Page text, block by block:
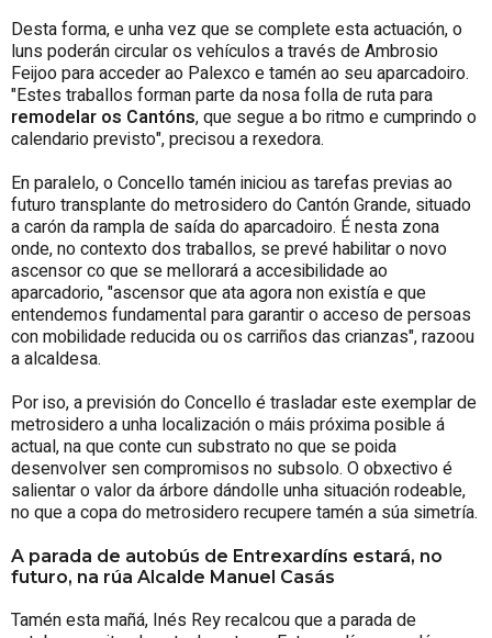
Desta forma, e unha vez que se complete esta actuación, o
luns poderán circular os vehículos a través de Ambrosio
Feijoo para acceder ao Palexco e tamén ao seu aparcadoiro.
"Estes traballos forman parte da nosa folla de ruta para
remodelar os Cantóns, que segue a bo ritmo e cumprindo o
calendario previsto", precisou a rexedora.
En paralelo, o Concello tamén iniciou as tarefas previas ao
futuro transplante do metrosidero do Cantón Grande, situado
a carón da rampla de saída do aparcadoiro. É nesta zona
onde, no contexto dos traballos, se prevé habilitar o novo
ascensor co que se mellorará a accesibilidade ao
aparcadorio, "ascensor que ata agora non existía e que
entendemos fundamental para garantir o acceso de persoas
con mobilidade reducida ou os carriños das crianzas", razoou
a alcaldesa.
Por iso, a previsión do Concello é trasladar este exemplar de
metrosidero a unha localización o máis próxima posible á
actual, na que conte cun substrato no que se poida
desenvolver sen compromisos no subsolo. O obxectivo é
salientar o valor da árbore dándolle unha situación rodeable,
no que a copa do metrosidero recupere tamén a súa simetría.
A parada de autobús de Entrexardíns estará, no
futuro, na rúa Alcalde Manuel Casás
Tamén esta mañá, Inés Rey recalcou que a parada de